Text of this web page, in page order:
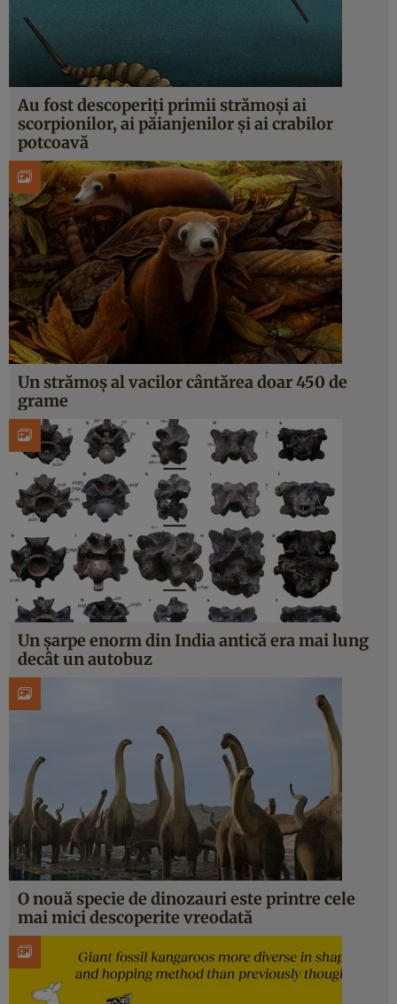
Au fost descoperiți primii strămoși ai
scorpionilor, ai păianjenilor și ai crabilor
potcoavă
Un strămoș al vacilor cântărea doar 450 de
grame
Un șarpe enorm din India antică era mai lung
decât un autobuz
O nouă specie de dinozauri este printre cele
mai mici descoperite vreodată